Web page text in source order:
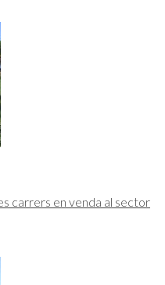
carrers en venda al sector